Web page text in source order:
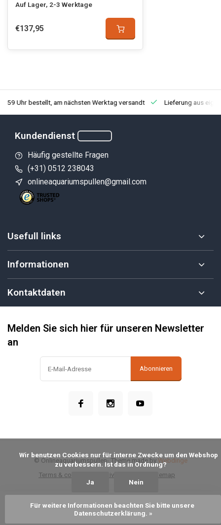
Zum Warenkorb hinzufügen
Auf Lager, 2-3 Werktage
€137,95
Uhr bestellt, am nächsten Werktag versandt Lieferung aus
Kundendienst
Häufig gestellte Fragen
(+31) 0512 238043
onlineaquariumspullen@gmail.com
Usefull links
Informationen
Kontaktdaten
Melden Sie sich hier für unseren Newsletter
an
Abonnieren
Terms & conditions Privacy Policy Sitemap
© Onlineaquariumspullen- Theme made by Webdinge
zu verbessern. Ist das in Ordnung?
Ja Nein
Für weitere Informationen beachten Sie bitte unsere
Datenschutzerklärung. »